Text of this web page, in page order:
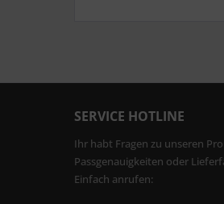
SERVICE HOTLINE
Ihr habt Fragen zu unseren
Passgenauigkeiten oder
Einfach anrufen: